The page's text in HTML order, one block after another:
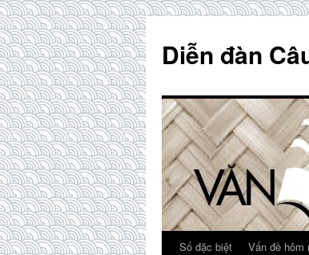
content
Diễn đàn
Số đặc biệt Vấn đề hôm